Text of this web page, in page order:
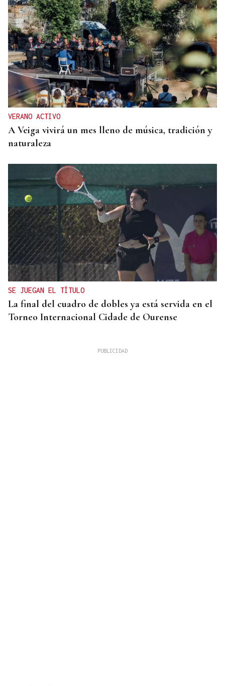
VERANO ACTIVO
A Veiga vivirá un mes lleno de música, tradición y
naturaleza
SE JUEGAN EL TÍTULO
La final del cuadro de dobles ya está servida en el
Torneo Internacional Cidade de Ourense